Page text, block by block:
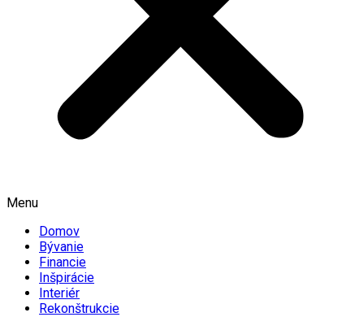
Menu
Domov
Bývanie
Financie
Inšpirácie
Interiér
Rekonštrukcie